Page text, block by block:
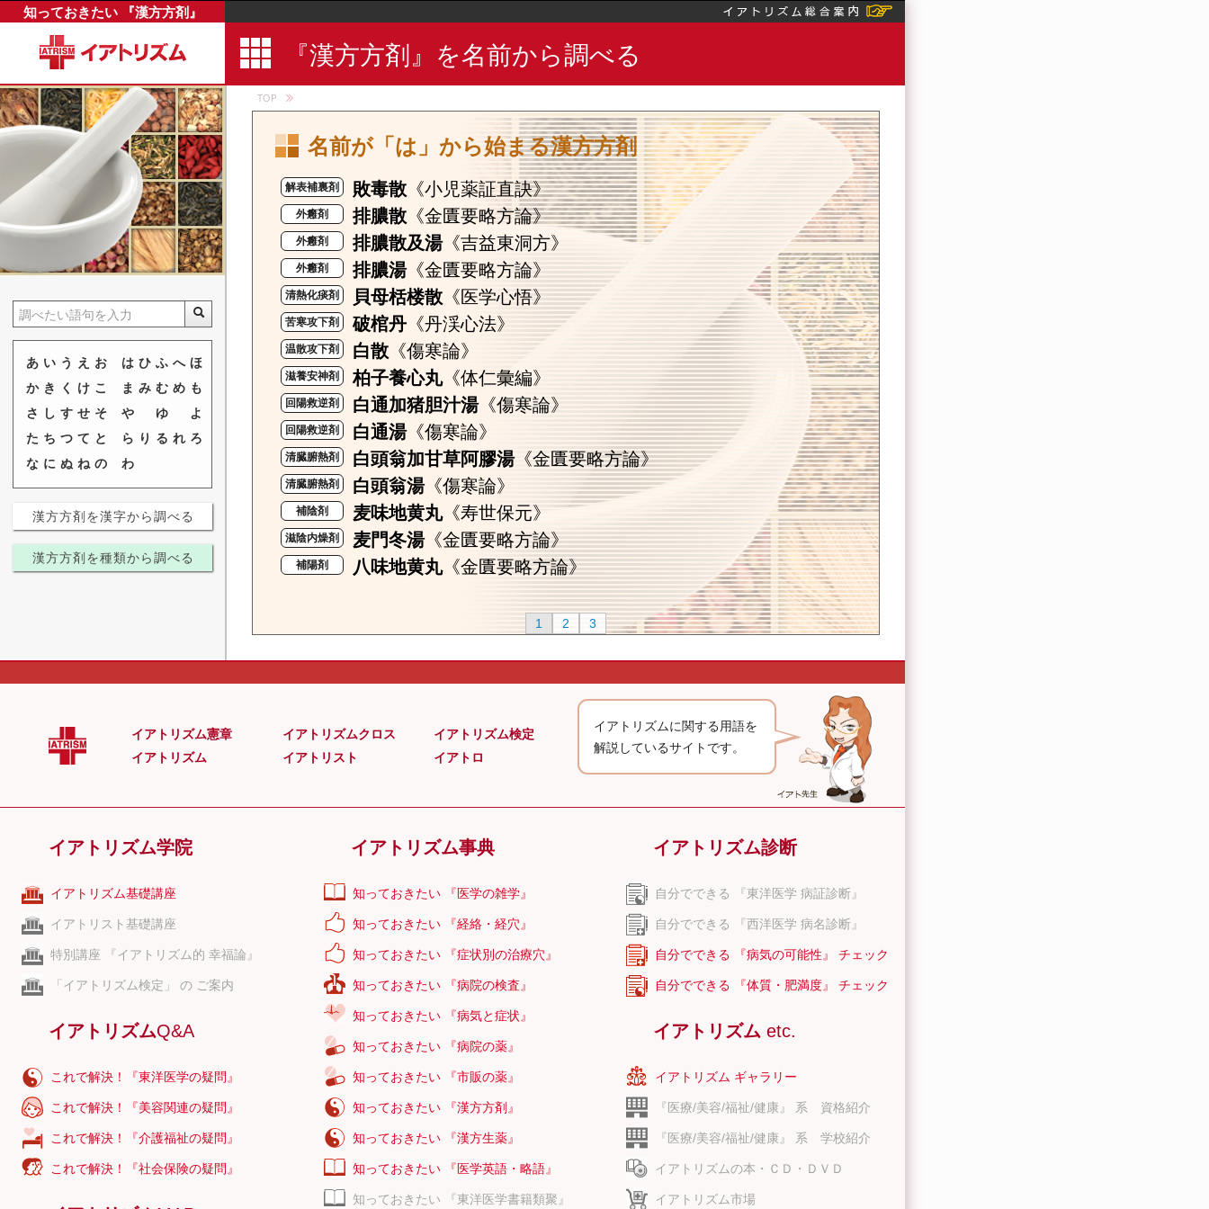
知っておきたい 『漢方方剤』
『漢方方剤』を名前から調べる
TOP
名前が「は」から始まる漢方方剤
解表補裏剤 敗毒散 《小児薬証直訣》
外癰剤 排膿散 《金匱要略方論》
外癰剤 排膿散及湯《吉益東洞方》
外癰剤 排膿湯《金匱要略方論》
清熱化痰剤 貝母栝楼散 《医学心悟》
苦寒攻下剤 破棺丹 《丹渓心法》
温散攻下剤 白散 《傷寒論》
滋養安神剤 柏子養心丸《体仁彙編》
回陽救逆剤 白通加猪胆汁湯《傷寒論》
回陽救逆剤 白通湯《傷寒論》
清臓腑熱剤 白頭翁加甘草阿膠湯《金匱要略方論》
清臓腑熱剤 白頭翁湯《傷寒論》
補陰剤 麦味地黄丸《寿世保元》
滋陰内燥剤 麦門冬湯《金匱要略方論》
補陽剤 八味地黄丸《金匱要略方論》
1 2 3
あ い う え お
か き く け こ
さ し す せ そ
た ち つ て と
な に ぬ ね の
は ひ ふ へ ほ
ま み む め も
や
ゆ
よ
ら り る れ ろ
わ
漢方方剤を漢字から調べる
漢方方剤を種類から調べる
イアトリズム憲章
イアトリズム
イアトリズムクロス
イアトリスト
イアトリズム検定
イアトロ
イアトリズムに関する用語を
解説しているサイトです。
イアトリズム学院
イアトリズム基礎講座
イアトリスト基礎講座
特別講座 『イアトリズム的 幸福論』
「イアトリズム検定」 の ご案内
イアトリズムQ&A
これで解決！『東洋医学の疑問』
これで解決！『美容関連の疑問』
これで解決！『介護福祉の疑問』
これで解決！『社会保険の疑問』
イアトリズム事典
知っておきたい 『医学の雑学』
知っておきたい 『経絡・経穴』
知っておきたい 『症状別の治療穴』
知っておきたい 『病院の検査』
知っておきたい 『病気と症状』
知っておきたい 『病院の薬』
知っておきたい 『市販の薬』
知っておきたい 『漢方方剤』
知っておきたい 『漢方生薬』
知っておきたい 『医学英語・略語』
知っておきたい 『東洋医学書籍類聚』
イアトリズム診断
自分でできる 『東洋医学 病証診断』
自分でできる 『西洋医学 病名診断』
自分でできる 『病気の可能性』 チェック
自分でできる 『体質・肥満度』 チェック
イアトリズム etc.
イアトリズム ギャラリー
『医療/美容/福祉/健康』 系 資格紹介
『医療/美容/福祉/健康』 系 学校紹介
イアトリズムの本・ＣＤ・ＤＶＤ
イアトリズム市場